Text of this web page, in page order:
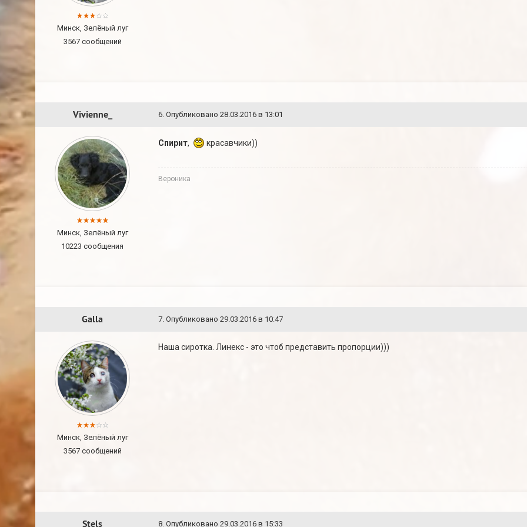
Минск, Зелёный луг
3567 сообщений
Vivienne_ 6. Опубликовано 28.03.2016 в 13:01
Минск, Зелёный луг
10223 сообщения
Спирит, красавчики))
Вероника
Galla 7. Опубликовано 29.03.2016 в 10:47
Минск, Зелёный луг
3567 сообщений
Наша сиротка. Линекс - это чтоб представить пропорции)))
Stels 8. Опубликовано 29.03.2016 в 15:33